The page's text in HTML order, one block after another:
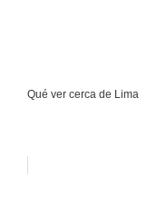
Qué ver cerca de Lima